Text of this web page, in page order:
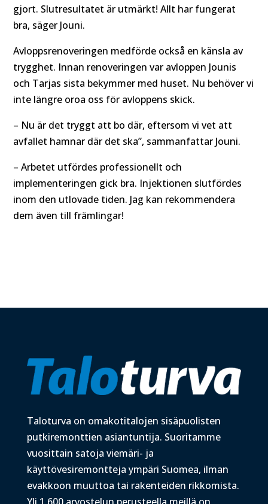
gjort. Slutresultatet är utmärkt! Allt har fungerat
bra, säger Jouni.
Avloppsrenoveringen medförde också en känsla av
trygghet. Innan renoveringen var avloppen Jounis
och Tarjas sista bekymmer med huset. Nu behöver vi
inte längre oroa oss för avloppens skick.
– Nu är det tryggt att bo där, eftersom vi vet att
avfallet hamnar där det ska”, sammanfattar Jouni.
– Arbetet utfördes professionellt och
implementeringen gick bra. Injektionen slutfördes
inom den utlovade tiden. Jag kan rekommendera
dem även till främlingar!
Taloturva on omakotitalojen sisäpuolisten
putkiremonttien asiantuntija. Suoritamme
vuosittain satoja viemäri- ja
käyttövesiremontteja ympäri Suomea, ilman
evakkoon muuttoa tai rakenteiden rikkomista.